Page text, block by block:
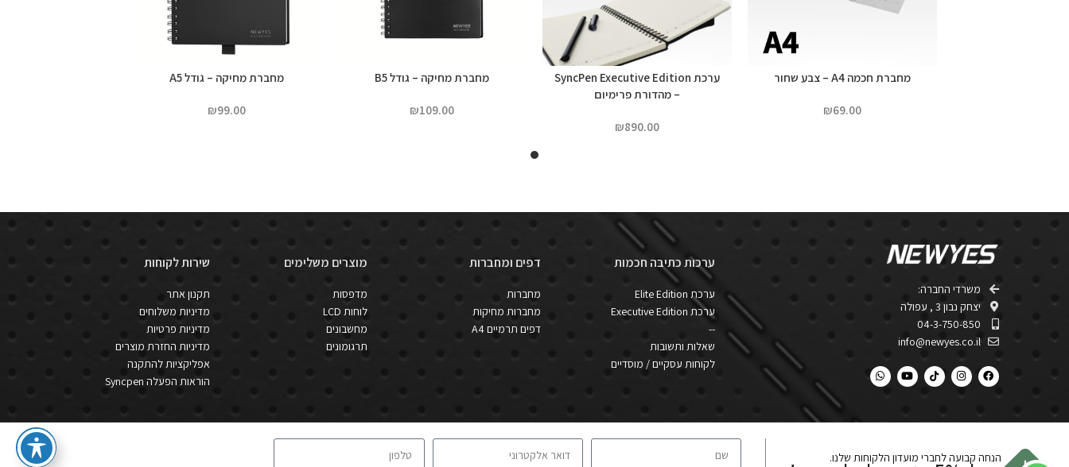
מחברת חכמה A4 – צבע שחור
₪69.00
ערכת SyncPen Executive Edition
– מהדורת פרימיום
₪890.00
מחברת מחיקה – גודל B5
₪109.00
מחברת מחיקה – גודל A5
₪99.00
משרדי החברה:
יצחק נבון 3 , עפולה​
04-3-750-850
info@newyes.co.il
ערכות כתיבה חכמות
ערכת Elite Edition
ערכת Executive Edition
--
שאלות ותשובות
לקוחות עסקיים / מוסדיים
דפים ומחברות
מחברות
מחברות מחיקות
דפים תרמיים A4
מוצרים משלימים
מדפסות
לוחות LCD
מחשבונים
תרגומונים
שירות לקוחות
תקנון אתר
מדיניות משלוחים
מדיניות פרטיות
מדיניות החזרת מוצרים
אפליקציות להתקנה
הוראות הפעלה Syncpen
הנחה קבועה לחברי מועדון הלקוחות שלנו.